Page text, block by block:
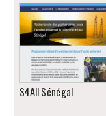
S4All Sénégal